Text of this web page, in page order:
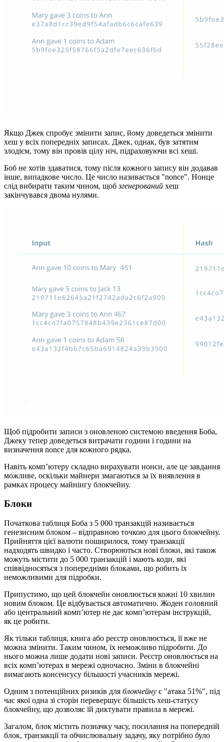
Якщо Джек спробує змінити запис, йому доведеться змінити
хеш у всіх попередніх записах. Джек, однак, був затятим
злодієм, тому він провів цілу ніч, підраховуючи всі хеші.
Боб не хотів здаватися, тому після кожного запису він додавав
інше, випадкове число. Це число називається "nonce". Нонце
слід вибирати таким чином, щобзгенерований хеш
закінчувався двома нулями.
Щоб підробити записи з оновленою системою введення Боба,
Джеку тепер доведеться витрачати години і години на
визначення nonce для кожного рядка.
Навіть комп’ютеру складно вирахувати нонси, але це завдання
можливе, оскільки майнери змагаються за їх виявлення в
рамках процесу майнінгу блокчейну.
Блоки
Початкова таблиця Боба з 5 000 транзакцій називається
генезисним блоком – відправною точкою для цього блокчейну.
Прийняття цієї валюти поширилося, тому транзакції
надходять швидко і часто. Створюються нові блоки, які також
можуть містити до 5 000 транзакцій і мають коди, які
співвідносяться з попередніми блоками, що робить їх
неможливими для підробки.
Припустимо, що цей блокчейн оновлюється кожні 10 хвилин
новим блоком. Це відбувається автоматично. Жоден головний
або центральний комп’ютер не дає комп’ютерам інструкцій,
як це робити.
Як тільки таблиця, книга або реєстр оновлюється, її вже не
можна змінити. Таким чином, їх неможливо підробити. До
нього можна лише додати нові записи. Реєстр оновлюється на
всіх комп’ютерах в мережі одночасно. Зміни в блокчейні
вимагають консенсусу більшості учасників мережі.
Одним з потенційних ризиків для блокчейну є "атака 51%", під
час якої одна зі сторін перевершує більшість хеш-статусу
блокчейну, що дозволяє їй диктувати правила в мережі.
Загалом, блок містить позначку часу, посилання на попередній
блок, транзакції та обчислювальну задачу, яку потрібно було